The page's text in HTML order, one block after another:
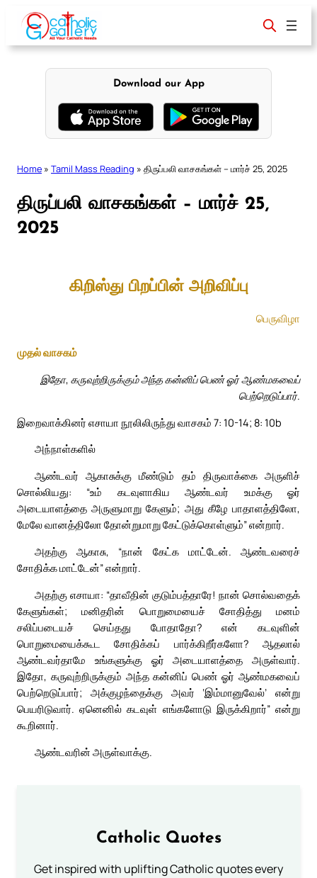
content
Download our App
Home » Tamil Mass Reading » திருப்பலி வாசகங்கள் – மார்ச் 25, 2025
திருப்பலி வாசகங்கள் – மார்ச் 25,
2025
கிறிஸ்து பிறப்பின் அறிவிப்பு
பெருவிழா
முதல் வாசகம்
இதோ, கருவுற்றிருக்கும் அந்த கன்னிப் பெண் ஓர் ஆண்மகவைப்
பெற்றெடுப்பார்.
இறைவாக்கினர் எசாயா நூலிலிருந்து வாசகம் 7: 10-14; 8: 10b
அந்நாள்களில்
ஆண்டவர் ஆகாசுக்கு மீண்டும் தம் திருவாக்கை அருளிச்
சொல்லியது: “உம் கடவுளாகிய ஆண்டவர் உமக்கு ஓர்
அடையாளத்தை அருளுமாறு கேளும்; அது கீழே பாதாளத்திலோ,
மேலே வானத்திலோ தோன்றுமாறு கேட்டுக்கொள்ளும்” என்றார்.
அதற்கு ஆகாசு, “நான் கேட்க மாட்டேன். ஆண்டவரைச்
சோதிக்க மாட்டேன்” என்றார்.
அதற்கு எசாயா: “தாவீதின் குடும்பத்தாரே! நான் சொல்வதைக்
கேளுங்கள்; மனிதரின் பொறுமையைச் சோதித்து மனம்
சலிப்படையச் செய்தது போதாதோ? என் கடவுளின்
பொறுமையைக்கூட சோதிக்கப் பார்க்கிறீர்களோ? ஆதலால்
ஆண்டவர்தாமே உங்களுக்கு ஓர் அடையாளத்தை அருள்வார்.
இதோ, கருவுற்றிருக்கும் அந்த கன்னிப் பெண் ஓர் ஆண்மகவைப்
பெற்றெடுப்பார்; அக்குழந்தைக்கு அவர் ‘இம்மானுவேல்’ என்று
பெயரிடுவார். ஏனெனில் கடவுள் எங்களோடு இருக்கிறார்” என்று
கூறினார்.
ஆண்டவரின் அருள்வாக்கு.
Catholic Quotes
Get inspired with uplifting Catholic quotes every